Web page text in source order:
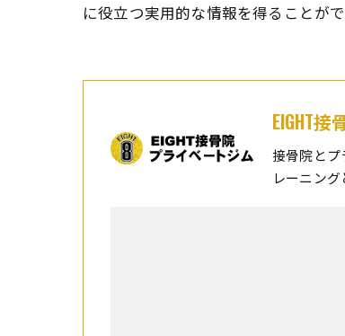
に役立つ実用的な情報を得ることがで
EIGHT
接骨院とプ
レーニン